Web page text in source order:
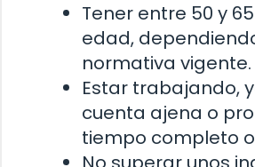
Tener entre 50 y
edad,
normativa vigente.
Estar trabajando,
cuenta ajena o
tiempo completo